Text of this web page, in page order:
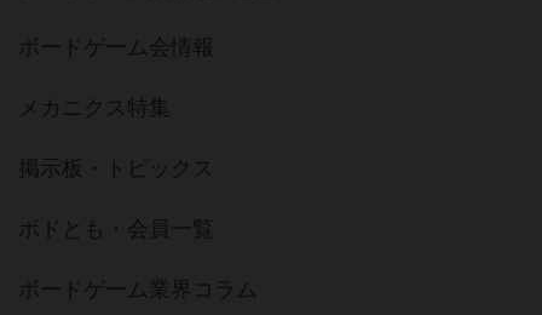
ボードゲーム会情報
メカニクス特集
掲示板・トピックス
ボドとも・会員一覧
ボードゲーム業界コラム